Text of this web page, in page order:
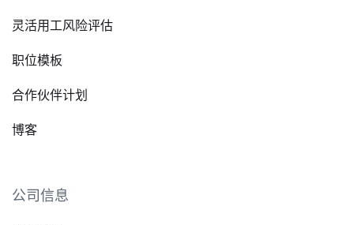
灵活用工风险评估
职位模板
合作伙伴计划
博客
公司信息